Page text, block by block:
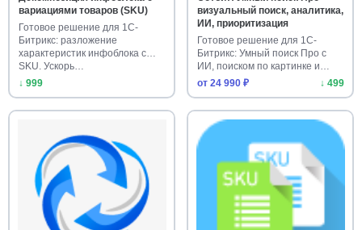
вариациями товаров (SKU)
Готовое решение для 1С-
Битрикс: разложение
характеристик инфоблока с
SKU. Ускорь…
↓ 999
визуальный поиск, аналитика,
ИИ, приоритизация
Готовое решение для 1С-
Битрикс: Умный поиск Про с
ИИ, поиском по картинке и
анал…
от 24 990 ₽ ↓ 499